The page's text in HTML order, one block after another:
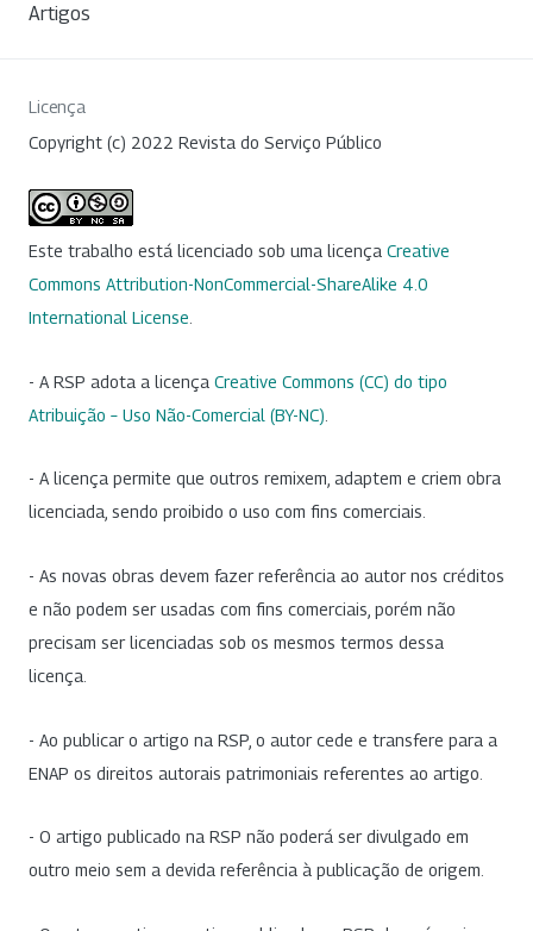
Artigos
Licença
Copyright (c) 2022 Revista do Serviço Público
Este trabalho está licenciado sob uma licença Creative
Commons Attribution-NonCommercial-ShareAlike 4.0
International License
- A RSP adota a licença Creative Commons (CC) do tipo
Atribuição – Uso Não-Comercial (BY-NC)
- A licença permite que outros remixem, adaptem e criem obra
licenciada, sendo proibido o uso com fins comerciais.
- As novas obras devem fazer referência ao autor nos créditos
e não podem ser usadas com fins comerciais, porém não
precisam ser licenciadas sob os mesmos termos dessa
licença.
- Ao publicar o artigo na RSP, o autor cede e transfere para a
ENAP os direitos autorais patrimoniais referentes ao artigo.
- O artigo publicado na RSP não poderá ser divulgado em
outro meio sem a devida referência à publicação de origem.